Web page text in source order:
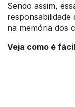
Sendo assim,
na memória dos
Veja como é